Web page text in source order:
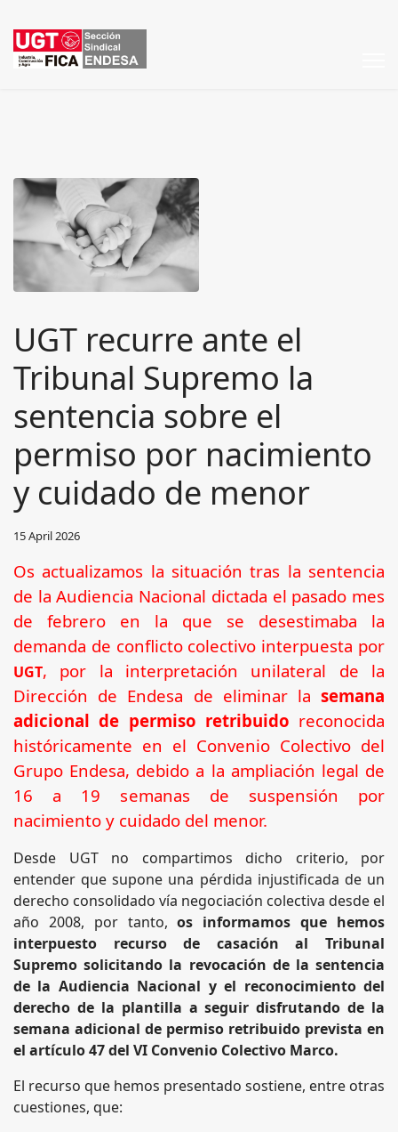
UGT recurre ante el
Tribunal Supremo la
sentencia sobre el
permiso por nacimiento
y cuidado de menor
15 April 2026
Os actualizamos la situación tras la sentencia
de la Audiencia Nacional dictada el pasado mes
de febrero en la que se desestimaba la
demanda de conflicto colectivo interpuesta por
UGT, por la interpretación unilateral de la
Dirección de Endesa de eliminar la semana
adicional de permiso retribuido reconocida
históricamente en el Convenio Colectivo del
Grupo Endesa, debido a la ampliación legal de
16 a 19 semanas de suspensión por
nacimiento y cuidado del menor.
Desde UGT no compartimos dicho criterio, por
entender que supone una pérdida injustificada de un
derecho consolidado vía negociación colectiva desde el
año 2008, por tanto,os informamos que hemos
interpuesto recurso de casación al Tribunal
Supremo solicitando la revocación de la sentencia
de la Audiencia Nacional y el reconocimiento del
derecho de la plantilla a seguir disfrutando de la
semana adicional de permiso retribuido prevista en
el artículo 47 del VI Convenio Colectivo Marco.
El recurso que hemos presentado sostiene, entre otras
cuestiones, que: